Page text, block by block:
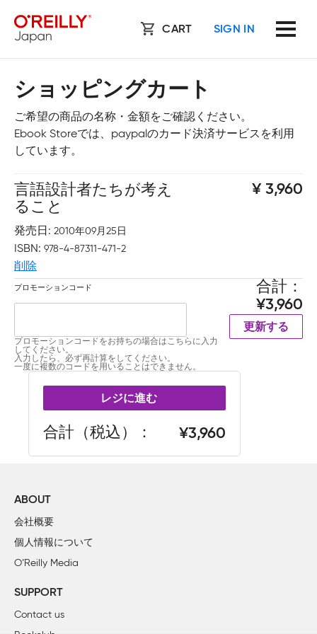
CART SIGN IN
ショッピングカート
ご希望の商品の名称・金額をご確認ください。
Ebook Storeでは、paypalのカード決済サービスを利用
しています。
言語設計者たちが考え
ること
発売日 2010年09月25日
ISBN 978-4-87311-471-2
削除
3,960
プロモーションコード
プロモーションコードをお持ちの場合はこちらに入力
してください。
入力したら、必ず再計算をしてください。
一度に複数のコードを用いることはできません。
合計
3,960
更新する
レジに進む
合計（税込） 3,960
ABOUT
会社概要
個人情報について
O’Reilly Media
SUPPORT
Contact us